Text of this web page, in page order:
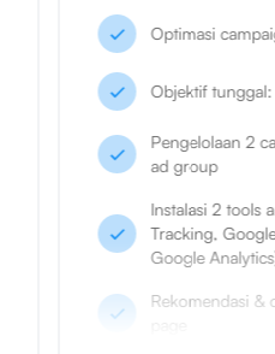
Optimasi
Objektif
Pengelolaan 2
ad group
Instalasi 2 tools
Tracking,
Google
Rekomendasi &